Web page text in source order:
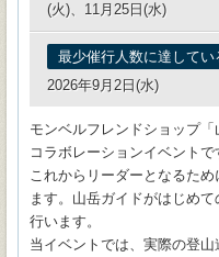
(火)、11月25日(水)
最少催行人数に達してい
2026年9月2日(水)
モンベルフレンドショップ
コラボレーションイベント
これからリーダーとなるた
ます。山岳ガイドがはじめ
行います。
当イベントでは、実際の登